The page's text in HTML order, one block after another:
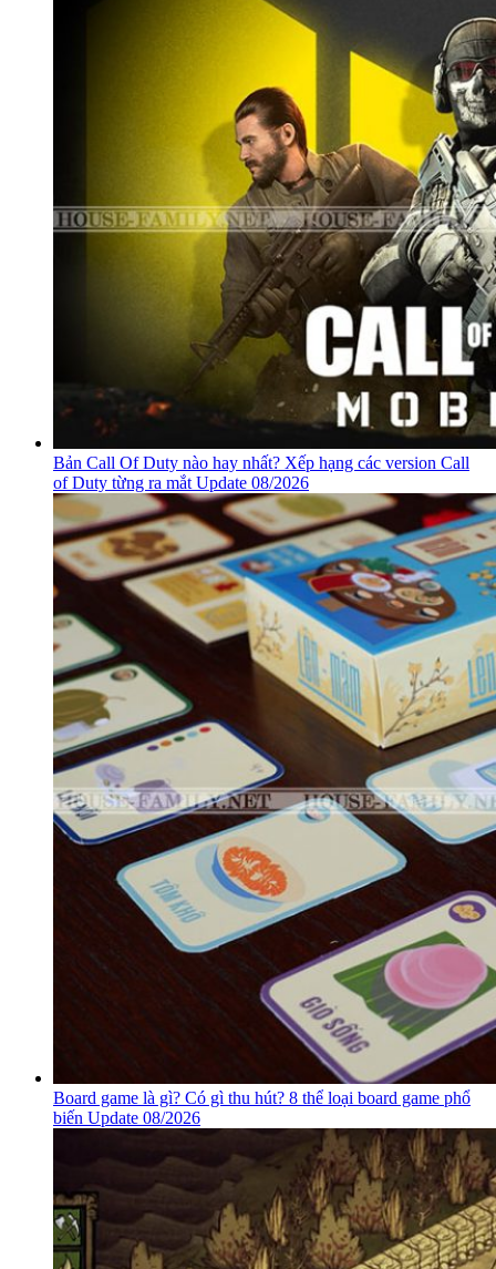
Bản Call Of Duty nào hay nhất? Xếp hạng các version Call
of Duty từng ra mắt Update 08/2026
Board game là gì? Có gì thu hút? 8 thể loại board game phổ
biến Update 08/2026